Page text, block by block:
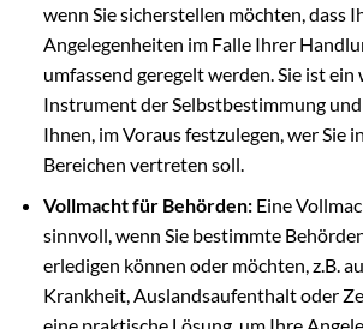
wenn Sie sicherstellen möchten, dass
Angelegenheiten im Falle Ihrer
umfassend geregelt werden. Sie ist ein
Instrument der Selbstbestimmung
Ihnen, im Voraus festzulegen, wer Sie
Bereichen vertreten soll.
Vollmacht für Behörden:Eine
sinnvoll, wenn Sie bestimmte
erledigen können oder möchten, z.B.
Krankheit, Auslandsaufenthalt oder